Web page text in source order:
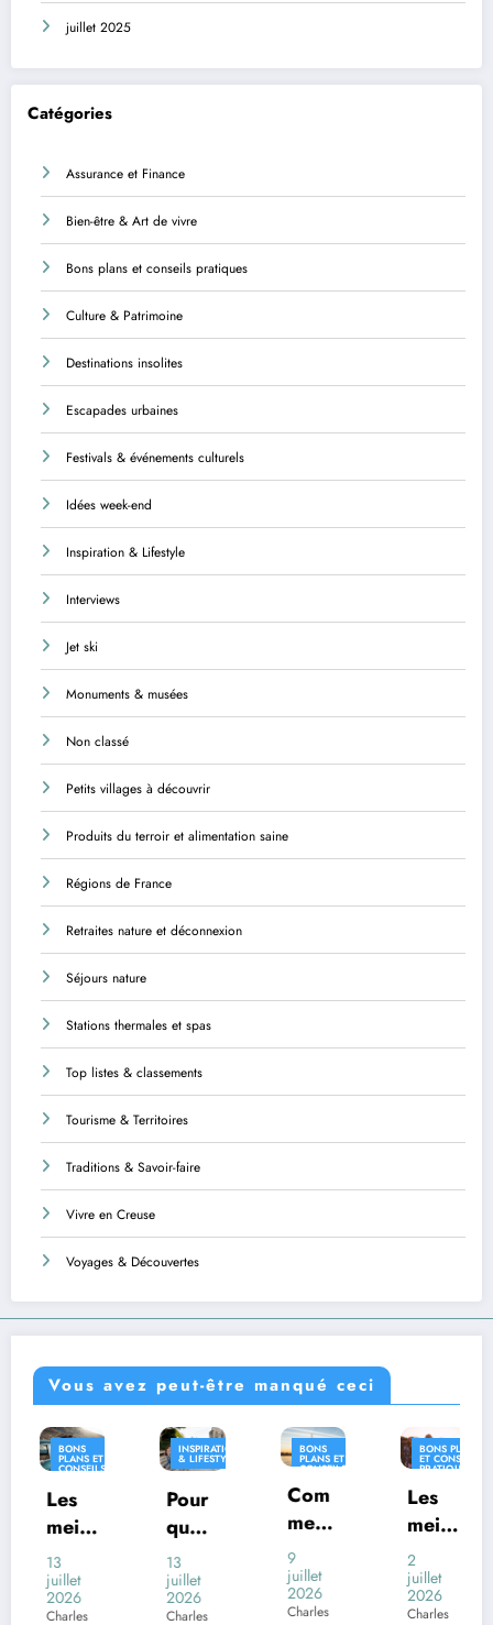
juillet 2025
Catégories
Assurance et Finance
Bien-être & Art de vivre
Bons plans et conseils pratiques
Culture & Patrimoine
Destinations insolites
Escapades urbaines
Festivals & événements culturels
Idées week-end
Inspiration & Lifestyle
Interviews
Jet ski
Monuments & musées
Non classé
Petits villages à découvrir
Produits du terroir et alimentation saine
Régions de France
Retraites nature et déconnexion
Séjours nature
Stations thermales et spas
Top listes & classements
Tourisme & Territoires
Traditions & Savoir-faire
Vivre en Creuse
Voyages & Découvertes
Vous avez peut-être manqué ceci
INSPIRATION
& LIFESTYLE
Pour
quoi
certai
nes
com
13
juillet
2026
Charles
BONS
PLANS ET
CONSEILS
Com
ment
voya
ger
en
9
juillet
2026
Charles
BONS PLANS
ET CONSEILS
PRATIQUES
INSPIRATION
& LIFESTYLE
Les
meill
eures
desti
natio
2
juillet
2026
Charles
INSPIRATION
& LIFESTYLE
Où
vivre
en
Franc
e
26
juin
2026
Charles